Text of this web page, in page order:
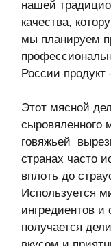
Используется
ингредиентов и специй.
получается деликатес
вкусом и приятным
очень хорошо знают в
себя на родине он
первыми в России
уровне и готовы
гастрономической
дегустации билтонга,
Gastreet. Уверена, все,
приготовленный нами
нему равнодушными.